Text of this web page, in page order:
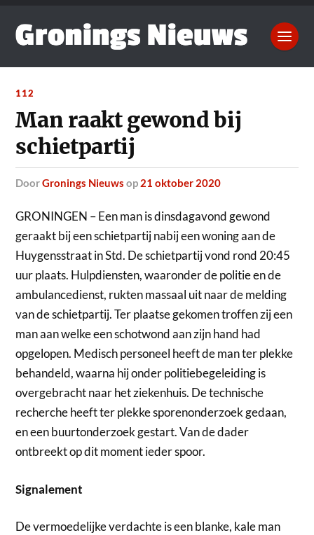
112
Man raakt gewond bij
schietpartij
doorGronings Nieuws op 21 oktober 2020
GRONINGEN – Een man is dinsdagavond gewond
geraakt bij een schietpartij nabij een woning aan de
Huygensstraat in Std. De schietpartij vond rond 20:45
uur plaats. Hulpdiensten, waaronder de politie en de
ambulancedienst, rukten massaal uit naar de melding
van de schietpartij. Ter plaatse gekomen troffen zij een
man aan welke een schotwond aan zijn hand had
opgelopen. Medisch personeel heeft de man ter plekke
behandeld, waarna hij onder politiebegeleiding is
overgebracht naar het ziekenhuis. De technische
recherche heeft ter plekke sporenonderzoek gedaan,
en een buurtonderzoek gestart. Van de dader
ontbreekt op dit moment ieder spoor.
Signalement
De vermoedelijke verdachte is een blanke, kale man